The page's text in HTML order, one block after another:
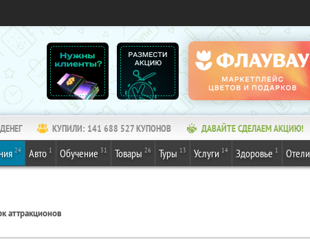
КУПИЛИ: 141 688 527КУПОНОВ ДАВАЙТЕ СДЕЛАЕМ АКЦИЮ!
24 Авто 1 Обучение 31 Товары 26 Туры 13 Услуги 14 Здоровье 1 Отели
аттракционов